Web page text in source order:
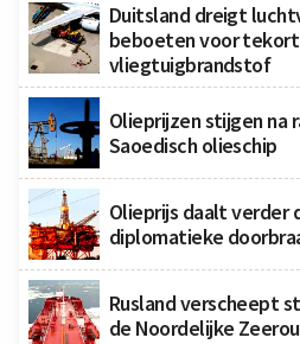
Duitsland dreigt
beboeten voor tekort
vliegtuigbrandstof
Olieprijzen stijgen na
Saoedisch olieschip
Olieprijs daalt verder
diplomatieke
Rusland verscheept
de Noordelijke